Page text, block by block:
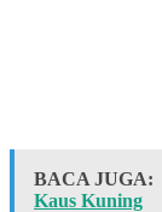
BACA JUGA:
Kaus Kuning